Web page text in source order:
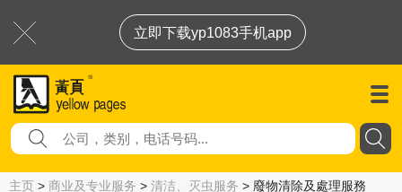
立即下载yp1083手机app
主页 > 商业及专业服务 > 清洁、灭虫服务 > 廢物清除及處理服務